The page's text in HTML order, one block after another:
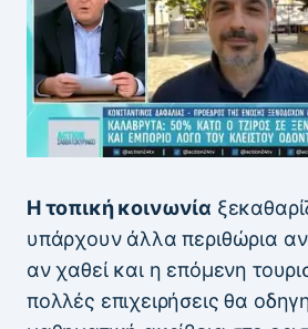
Η τοπική κοινωνία
υπάρχουν άλλα περιθώρια
αν χαθεί και η επόμενη
πολλές επιχειρήσεις θα